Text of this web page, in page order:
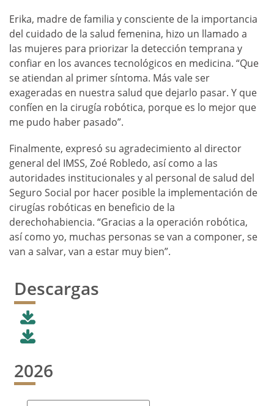
Erika, madre de familia y consciente de la importancia
del cuidado de la salud femenina, hizo un llamado a
las mujeres para priorizar la detección temprana y
confiar en los avances tecnológicos en medicina. “Que
se atiendan al primer síntoma. Más vale ser
exageradas en nuestra salud que dejarlo pasar. Y que
confíen en la cirugía robótica, porque es lo mejor que
me pudo haber pasado”.
Finalmente, expresó su agradecimiento al director
general del IMSS, Zoé Robledo, así como a las
autoridades institucionales y al personal de salud del
Seguro Social por hacer posible la implementación de
cirugías robóticas en beneficio de la
derechohabiencia. “Gracias a la operación robótica,
así como yo, muchas personas se van a componer, se
van a salvar, van a estar muy bien”.
Descargas
2026